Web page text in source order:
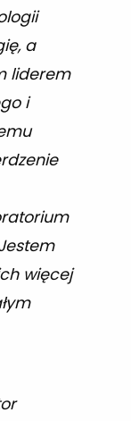
a
liderem
i
więcej